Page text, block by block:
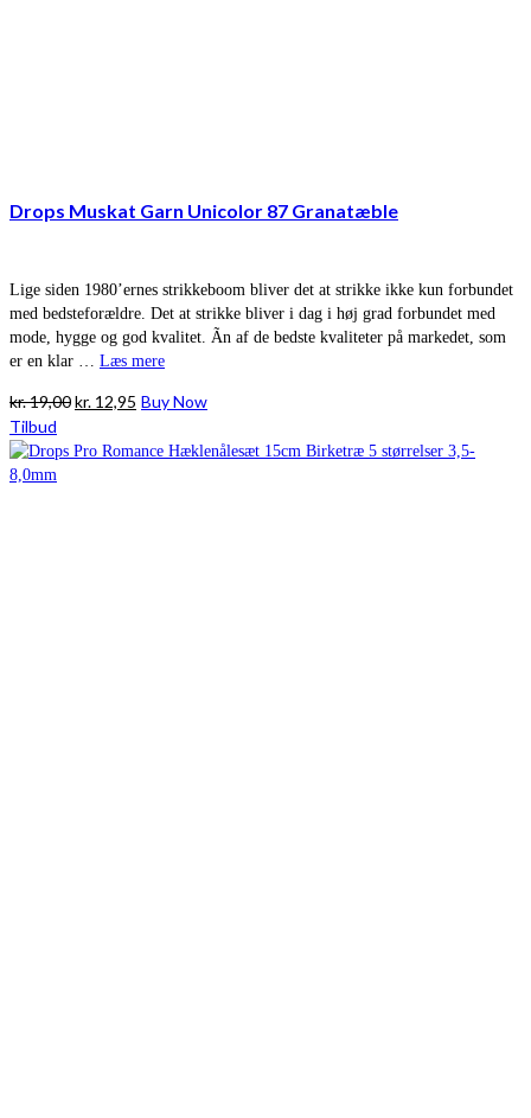
Drops Muskat Garn Unicolor 87 Granatæble
Lige siden 1980’ernes strikkeboom bliver det at strikke ikke kun forbundet
med bedsteforældre. Det at strikke bliver i dag i høj grad forbundet med
mode, hygge og god kvalitet. Ãn af de bedste kvaliteter på markedet, som
er en klar … Læs mere
kr.19,00Den
pris
kr. 12,95 Den
pris
Buy Now
Tilbud